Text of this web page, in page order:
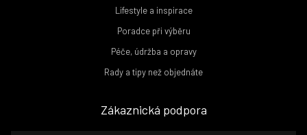
Lifestyle a inspirace
Poradce při výběru
Péče, údržba a opravy
Rady a tipy než objednáte
Zákaznická podpora